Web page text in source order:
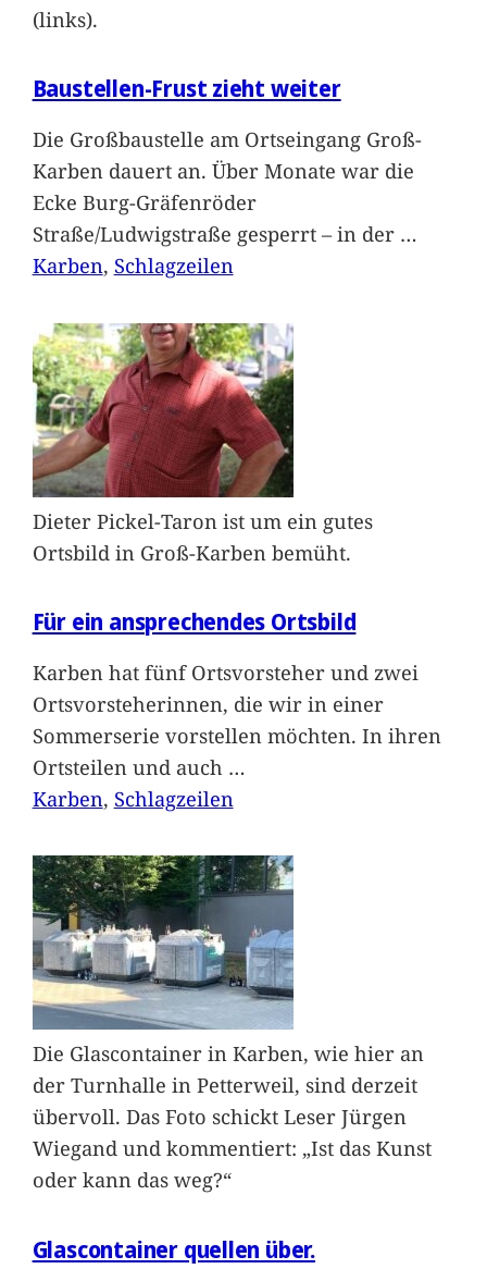
(links).
Baustellen-Frust zieht weiter
Die Großbaustelle am Ortseingang Groß-
Karben dauert an. Über Monate war die
Ecke Burg-Gräfenröder
Straße/Ludwigstraße gesperrt – in der …
Karben, Schlagzeilen
Dieter Pickel-Taron ist um ein gutes
Ortsbild in Groß-Karben bemüht.
Für ein ansprechendes Ortsbild
Karben hat fünf Ortsvorsteher und zwei
Ortsvorsteherinnen, die wir in einer
Sommerserie vorstellen möchten. In ihren
Ortsteilen und auch …
Karben, Schlagzeilen
Die Glascontainer in Karben, wie hier an
der Turnhalle in Petterweil, sind derzeit
übervoll. Das Foto schickt Leser Jürgen
Wiegand und kommentiert: „Ist das Kunst
oder kann das weg?“
Glascontainer quellen über.